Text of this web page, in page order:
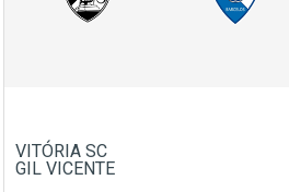
VITÓRIA SC
GIL VICENTE